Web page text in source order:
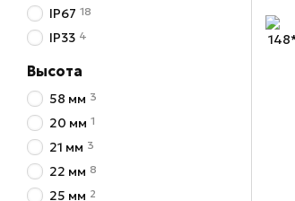
IP67 18
IP33 4
Высота
58 мм 3
20 мм 1
21 мм 3
22 мм 8
25 мм 2